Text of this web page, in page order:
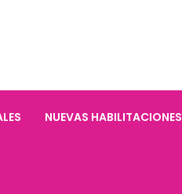
NUEVAS HABILITACIONES